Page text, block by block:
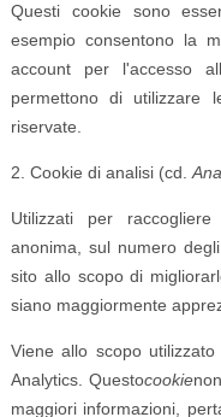
Questi cookie sono
esempio consentono la
account per l'accesso
permettono di utilizzare
riservate.
2. Cookie di analisi (cd.
Utilizzati per
anonima, sul numero
sito allo scopo di
siano maggiormente
Viene allo scopo
Analytics. Questocookie
maggiori informazioni,